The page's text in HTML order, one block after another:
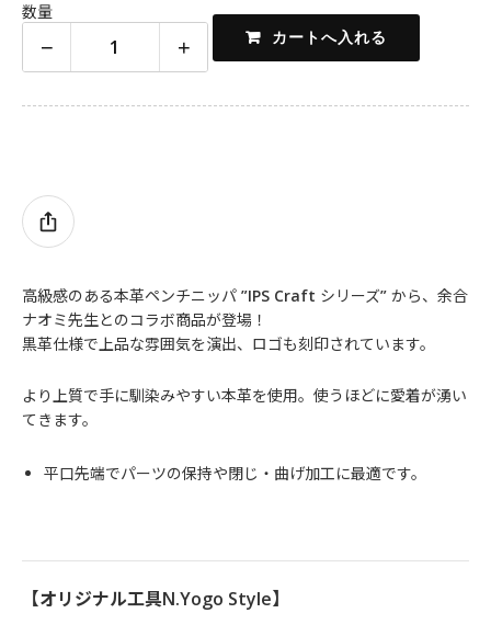
数量
− +
高級感のある本革ペンチニッパ ”IPS Craft シリーズ” から、余合
ナオミ先生とのコラボ商品が登場！
黒革仕様で上品な雰囲気を演出、ロゴも刻印されています。
より上質で手に馴染みやすい本革を使用。使うほどに愛着が湧い
てきます。
平口先端でパーツの保持や閉じ・曲げ加工に最適です。
【オリジナル工具N.Yogo Style】